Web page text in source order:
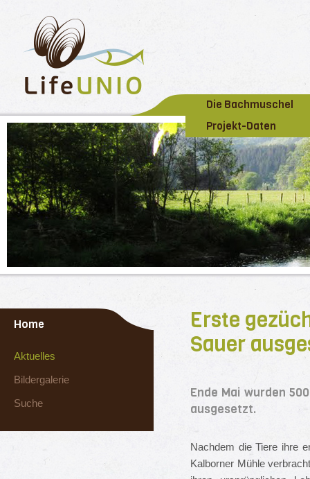
Die Bachmuschel
Projekt-Daten
Home
Aktuelles
Bildergalerie
Suche
Erste
Sauer
Ende Mai wurden
ausgesetzt.
Nachdem die Tiere ihre
Kalborner Mühle